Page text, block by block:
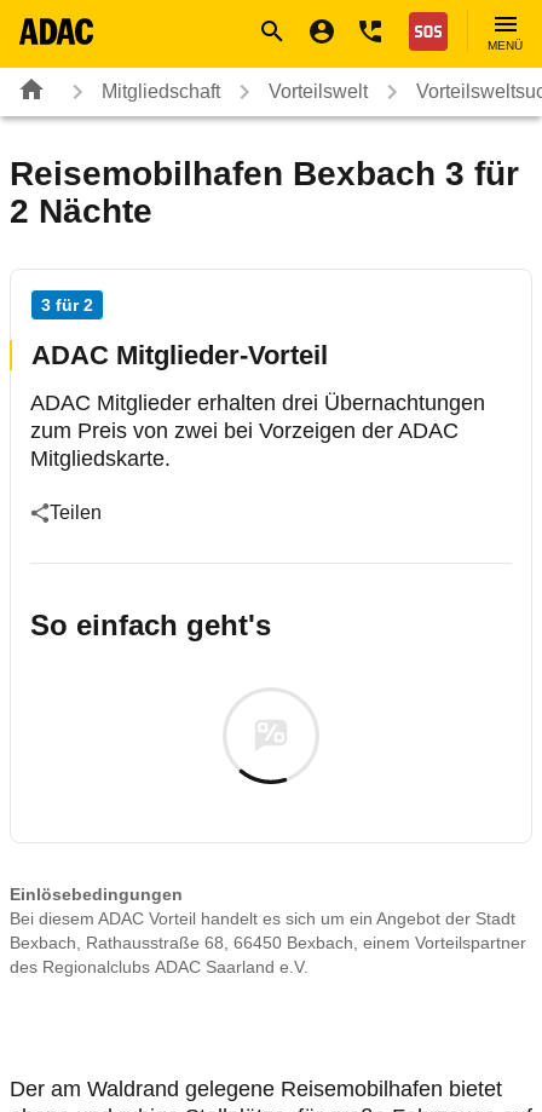
Nothilfe
MENÜ
Mitgliedschaft Vorteilswelt
Reisemobilhafen Bexbach 3 für
2 Nächte
3 für 2
ADAC Mitglieder-Vorteil
ADAC Mitglieder erhalten drei Übernachtungen
zum Preis von zwei bei Vorzeigen der ADAC
Mitgliedskarte.
Teilen
So einfach geht's
Einlösebedingungen
Bei diesem ADAC Vorteil handelt es sich um ein Angebot der Stadt
Bexbach, Rathausstraße 68, 66450 Bexbach, einem Vorteilspartner
des Regionalclubs ADAC Saarland e.V.
Der am Waldrand gelegene Reisemobilhafen bietet